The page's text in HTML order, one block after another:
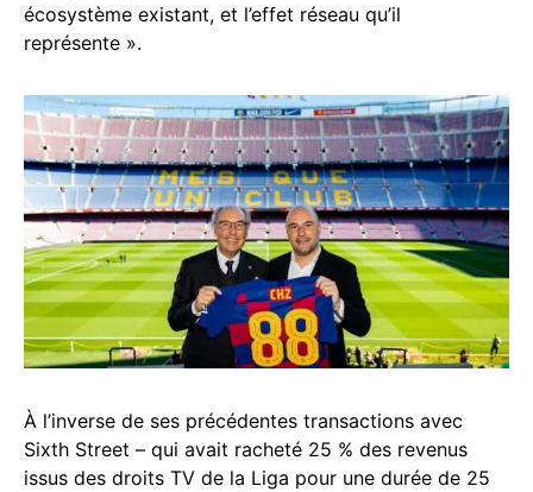
écosystème existant, et l’effet réseau qu’il
représente ».
À l’inverse de ses précédentes transactions avec
Sixth Street – qui avait racheté 25 % des revenus
issus des droits TV de la Liga pour une durée de 25